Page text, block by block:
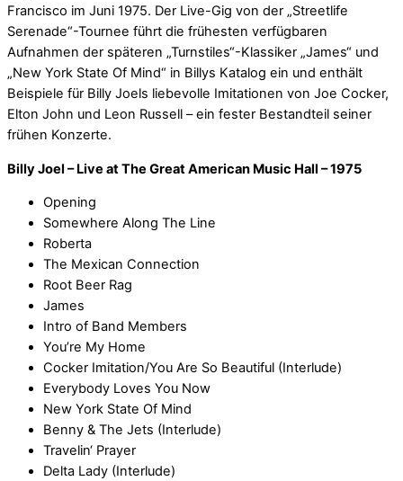
Francisco im Juni 1975. Der Live-Gig von der „Streetlife
Serenade“-Tournee führt die frühesten verfügbaren
Aufnahmen der späteren „Turnstiles“-Klassiker „James“ und
„New York State Of Mind“ in Billys Katalog ein und enthält
Beispiele für Billy Joels liebevolle Imitationen von Joe Cocker,
Elton John und Leon Russell – ein fester Bestandteil seiner
frühen Konzerte.
Billy Joel – Live at The Great American Music Hall – 1975
Opening
Somewhere Along The Line
Roberta
The Mexican Connection
Root Beer Rag
James
Intro of Band Members
You’re My Home
Cocker Imitation/You Are So Beautiful (Interlude)
Everybody Loves You Now
New York State Of Mind
Benny & The Jets (Interlude)
Travelin‘ Prayer
Delta Lady (Interlude)